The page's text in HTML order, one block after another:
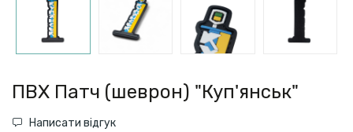
ПВХ Патч (шеврон) "Куп'янськ"
Написати відгук